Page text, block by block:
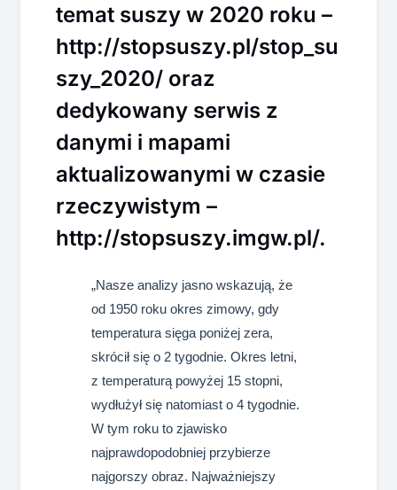
temat suszy w 2020 roku –
http://stopsuszy.pl/stop_su
szy_2020/ oraz
dedykowany serwis z
danymi i mapami
aktualizowanymi w czasie
rzeczywistym –
http://stopsuszy.imgw.pl/.
„Nasze analizy jasno wskazują, że
od 1950 roku okres zimowy, gdy
temperatura sięga poniżej zera,
skrócił się o 2 tygodnie. Okres letni,
z temperaturą powyżej 15 stopni,
wydłużył się natomiast o 4 tygodnie.
W tym roku to zjawisko
najprawdopodobniej przybierze
najgorszy obraz. Najważniejszy